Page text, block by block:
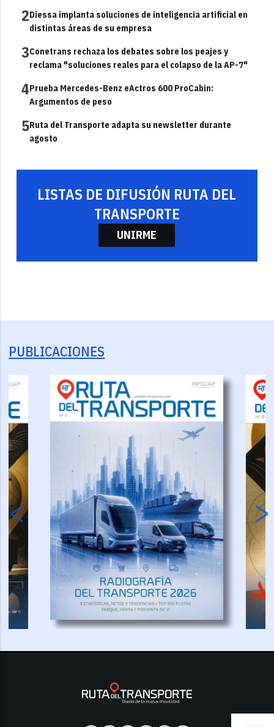
2Diessa implanta soluciones de inteligencia artificial en
distintas áreas de su empresa
3Conetrans rechaza los debates sobre los peajes y
reclama "soluciones reales para el colapso de la AP-7"
4Prueba Mercedes-Benz eActros 600 ProCabin:
Argumentos de peso
5Ruta del Transporte adapta su newsletter durante
agosto
LISTAS DE DIFUSIÓN RUTA DEL
TRANSPORTE
UNIRME
PUBLICACIONES